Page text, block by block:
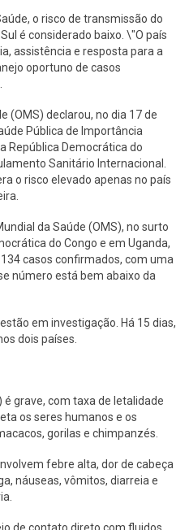
o risco de transmissão do
é considerado baixo. \"O país
assistência e resposta para a
oportuno de casos
(OMS) declarou, no dia 17 de
Pública de Importância
República Democrática do
Sanitário Internacional.
o risco elevado apenas no país
da Saúde (OMS), no surto
do Congo e em Uganda,
casos confirmados, com uma
número está bem abaixo da
em investigação. Há 15 dias,
dois países.
é grave, com taxa de letalidade
os seres humanos e os
gorilas e chimpanzés.
febre alta, dor de cabeça
náuseas, vômitos, diarreia e